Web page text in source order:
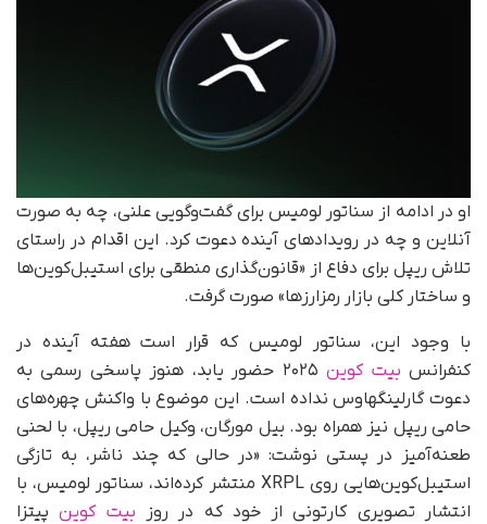
او در ادامه از سناتور لومیس برای گفت‌وگویی علنی، چه به صورت
آنلاین و چه در رویدادهای آینده دعوت کرد. این اقدام در راستای
تلاش ریپل برای دفاع از «قانون‌گذاری منطقی برای استیبل‌کوین‌ها
و ساختار کلی بازار رمزارزها» صورت گرفت.
با وجود این، سناتور لومیس که قرار است هفته آینده در
کنفرانس بیت کوین
۲۰۲۵ حضور یابد، هنوز پاسخی رسمی به
دعوت گارلینگهاوس نداده است. این موضوع با واکنش چهره‌های
حامی ریپل نیز همراه بود. بیل مورگان، وکیل حامی ریپل، با لحنی
طعنه‌آمیز در پستی نوشت: «در حالی‌ که چند ناشر، به تازگی
استیبل‌کوین‌هایی روی XRPL منتشر کرده‌اند، سناتور لومیس، با
انتشار تصویری کارتونی از خود که در روز بیت کوینپیتزا